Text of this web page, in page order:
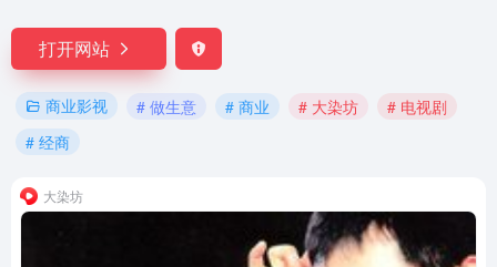
打开网站
商业影视 # 做生意 # 商业 # 大染坊
# 电视剧
# 经商
大染坊